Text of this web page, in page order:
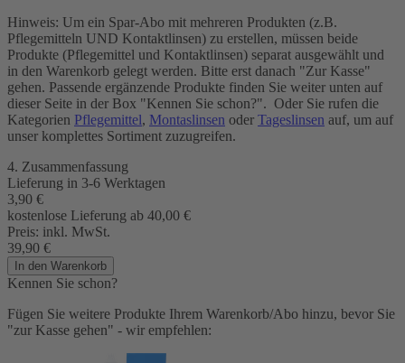
Hinweis: Um ein Spar-Abo mit mehreren Produkten (z.B.
Pflegemitteln UND Kontaktlinsen) zu erstellen, müssen beide
Produkte (Pflegemittel und Kontaktlinsen) separat ausgewählt und
in den Warenkorb gelegt werden. Bitte erst danach "Zur Kasse"
gehen. Passende ergänzende Produkte finden Sie weiter unten auf
dieser Seite in der Box "Kennen Sie schon?". Oder Sie rufen die
Kategorien Pflegemittel, Montaslinsen oder Tageslinsen auf, um auf
unser komplettes Sortiment zuzugreifen.
4. Zusammenfassung
Lieferung in 3-6 Werktagen
3,90 €
kostenlose Lieferung ab 40,00 €
Preis: inkl. MwSt.
39,90 €
In den Warenkorb
Kennen Sie schon?
Fügen Sie weitere Produkte Ihrem Warenkorb/Abo hinzu, bevor Sie
"zur Kasse gehen" - wir empfehlen: